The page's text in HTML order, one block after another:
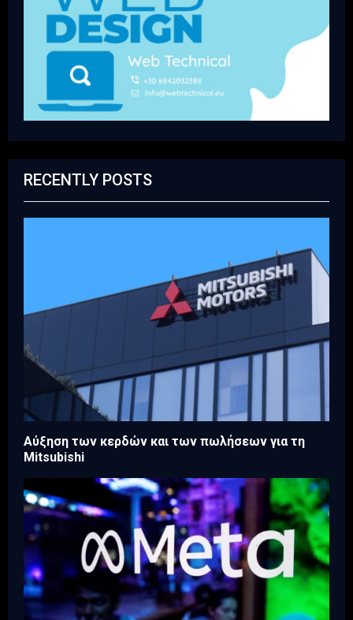
RECENTLY POSTS
Aύξηση των κερδών και των πωλήσεων για τη
Mitsubishi